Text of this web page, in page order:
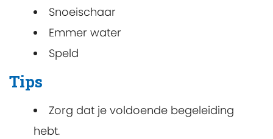
Snoeischaar
Emmer water
Speld
Tips
Zorg dat je voldoende begeleiding
hebt.